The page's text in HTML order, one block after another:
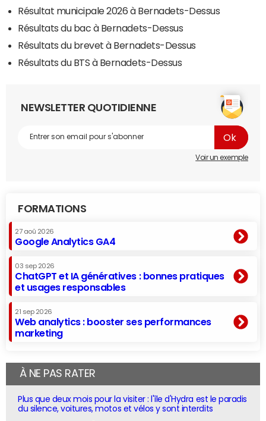
Résultat municipale 2026 à Bernadets-Dessus
Résultats du bac à Bernadets-Dessus
Résultats du brevet à Bernadets-Dessus
Résultats du BTS à Bernadets-Dessus
NEWSLETTER QUOTIDIENNE
Voir un exemple
FORMATIONS
27 aoû 2026
Google Analytics GA4
03 sep 2026
ChatGPT et IA génératives : bonnes pratiques
et usages responsables
21 sep 2026
Web analytics : booster ses performances
marketing
À NE PAS RATER
Plus que deux mois pour la visiter : l'île d'Hydra est le paradis
du silence, voitures, motos et vélos y sont interdits